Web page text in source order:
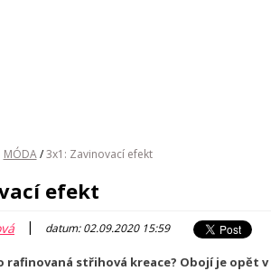
MÓDA / 3x1: Zavinovací efekt
efekt
| datum: 02.09.2020 15:59
rafinovaná střihová kreace? Obojí je opět v